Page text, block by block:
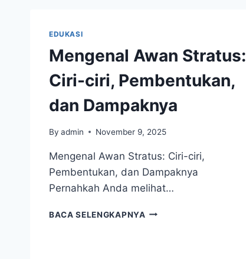
EDUKASI
Mengenal Awan Stratus:
Ciri-ciri, Pembentukan,
dan Dampaknya
By admin November 9, 2025
Mengenal Awan Stratus: Ciri-ciri,
Pembentukan, dan Dampaknya
Pernahkah Anda melihat…
BACA SELENGKAPNYA MENGENAL